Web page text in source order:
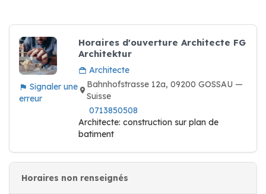
Signaler une
erreur
Horaires d'ouverture Architecte FG
Architektur
Architecte
Bahnhofstrasse 12a, 09200 GOSSAU —
Suisse
0713850508
Architecte: construction sur plan de
batiment
Horaires non renseignés